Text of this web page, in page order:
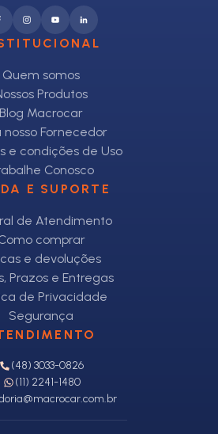
Quem somos
Produtos
Blog Macrocar
nosso Fornecedor
e condições de Uso
Conosco
E SUPORTE
de Atendimento
comprar
e devoluções
Prazos e Entregas
de Privacidade
Segurança
(48) 3033-0826
(11) 2241-1480